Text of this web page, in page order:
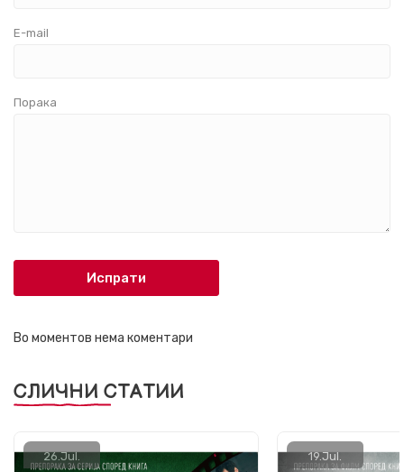
E-mail
Порака
Испрати
Во моментов нема коментари
СЛИЧНИ СТАТИИ
26.Jul. 19.Jul.